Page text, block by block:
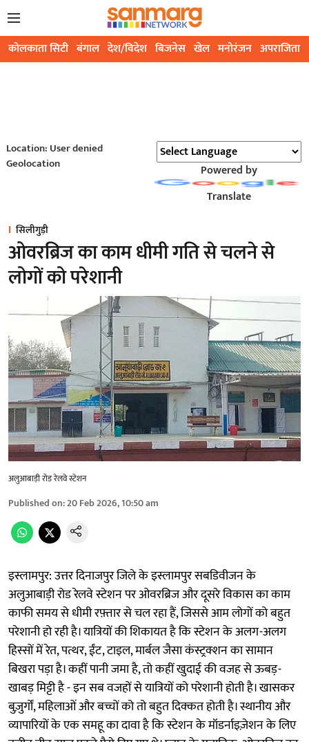
कोलकाता सिटी बंगाल देश/विदेश बिजनेस खेल मनोरंजन अपराजिता
Location: User denied
Geolocation
Powered by
Translate
सिलीगुड़ी
ओवरब्रिज का काम धीमी गति से चलने से
लोगों को परेशानी
अलुआबाड़ी रोड रेलवे स्टेशन
Published on:20 Feb 2026, 10:50 am
इस्लामपुर: उत्तर दिनाजपुर जिले के इस्लामपुर सबडिवीजन के
अलुआबाड़ी रोड रेलवे स्टेशन पर ओवरब्रिज और दूसरे विकास का काम
काफी समय से धीमी रफ़्तार से चल रहा हैं, जिससे आम लोगों को बहुत
परेशानी हो रही है। यात्रियों की शिकायत है कि स्टेशन के अलग-अलग
हिस्सों में रेत, पत्थर, ईंट, टाइल, मार्बल जैसा कंस्ट्रक्शन का सामान
बिखरा पड़ा है। कहीं पानी जमा है, तो कहीं खुदाई की वजह से ऊबड़-
खाबड़ मिट्टी है - इन सब वजहों से यात्रियों को परेशानी होती है। खासकर
बुज़ुर्गों, महिलाओं और बच्चों को तो बहुत दिक्कत होती है। स्थानीय और
व्यापारियों के एक समहू का दावा है कि स्टेशन के मॉडर्नाइज़ेशन के लिए